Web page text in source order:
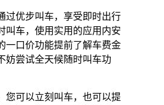
过优步叫车，享受即时出行
叫车，使用实用的应用内安
一口价功能提前了解车费金
妨尝试全天候随时叫车功
您可以立刻叫车，也可以提